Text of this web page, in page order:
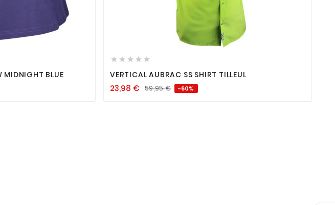

MIDNIGHT BLUE
  
    
VERTICAL AUBRAC SS SHIRT TILLEUL
23,98 € 59,95€ -60%